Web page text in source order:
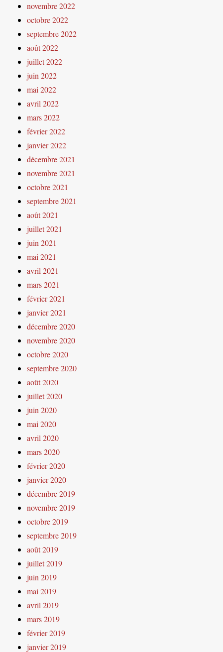
novembre 2022
octobre 2022
septembre 2022
août 2022
juillet 2022
juin 2022
mai 2022
avril 2022
mars 2022
février 2022
janvier 2022
décembre 2021
novembre 2021
octobre 2021
septembre 2021
août 2021
juillet 2021
juin 2021
mai 2021
avril 2021
mars 2021
février 2021
janvier 2021
décembre 2020
novembre 2020
octobre 2020
septembre 2020
août 2020
juillet 2020
juin 2020
mai 2020
avril 2020
mars 2020
février 2020
janvier 2020
décembre 2019
novembre 2019
octobre 2019
septembre 2019
août 2019
juillet 2019
juin 2019
mai 2019
avril 2019
mars 2019
février 2019
janvier 2019